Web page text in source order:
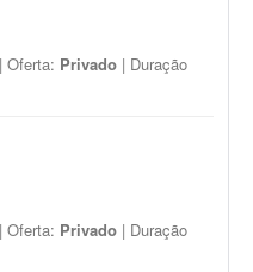
| Oferta: Privado | Duração
| Oferta: Privado | Duração